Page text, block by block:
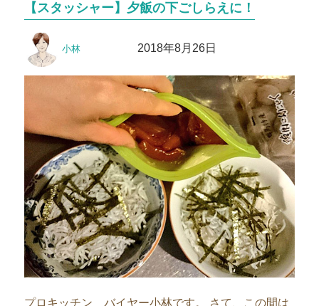
【スタッシャー】夕飯の下ごしらえに！
稿
小林稿
2018年8月26日
プロキッチン バイヤー小林です。 さて、この間は